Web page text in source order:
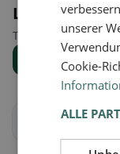
Luoghi nelle
Trova il luogo
Alagna
unserer
Cookie-
ALLE